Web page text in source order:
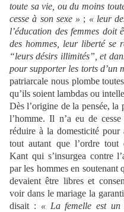
toute sa vie, ou du moins
cesse à son sexe » ; « leur
l’éducation des femmes doit
des hommes, leur liberté se
“leurs désirs illimités”, et
pour supporter les torts d’un
patriarcale nous plombe
qu’ils soient lambdas ou
Dès l’origine de la pensée, la
l’homme. Il n’a eu de
réduire à la domesticité pour
tout autant que l’ordre tout
Kant qui s’insurgea contre
par les hommes en soutenant
devaient être libres et
voir dans le mariage la
disait : « La femelle est